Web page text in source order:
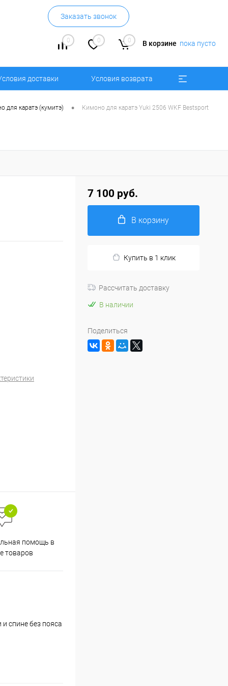
Заказать звонок
0 0 0 В корзине пока пусто
доставки Условия возврата
для каратэ (кумитэ) • Кимоно для каратэ Yuki 2506 WKF Bestsport
помощь в
товаров
спине без пояса
7 100 руб.
В корзину
Купить в 1 клик
Рассчитать доставку
В наличии
Поделиться